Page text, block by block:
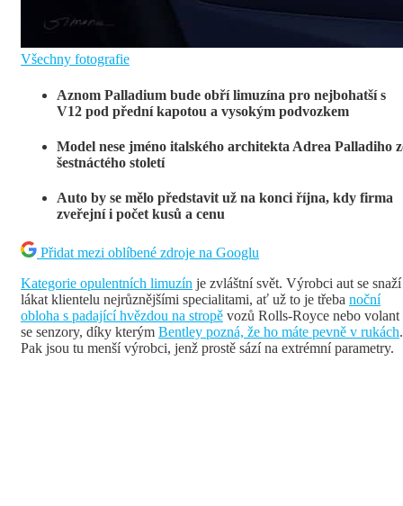
Všechny fotografie
Aznom Palladium bude obří limuzína pro nejbohatší s
V12 pod přední kapotou a vysokým podvozkem
Model nese jméno italského architekta Adrea Palladiho
šestnáctého století
Auto by se mělo představit už na konci října, kdy firma
zveřejní i počet kusů a cenu
Přidat mezi oblíbené zdroje na Googlu
Kategorie opulentních limuzín je zvláštní svět. Výrobci aut se snaží
lákat klientelu nejrůznějšími specialitami, ať už to je třeba noční
obloha s padající hvězdou na stropě vozů Rolls-Royce nebo volant
se senzory, díky kterým Bentley pozná, že ho máte pevně v rukách.
Pak jsou tu menší výrobci, jenž prostě sází na extrémní parametry.